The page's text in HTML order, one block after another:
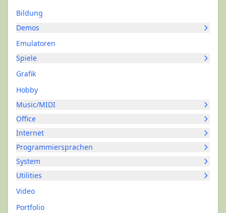
Bildung
Demos
Emulatoren
Spiele
Grafik
Hobby
Music/MIDI
Office
Internet
Programmiersprachen
System
Utilities
Video
Portfolio